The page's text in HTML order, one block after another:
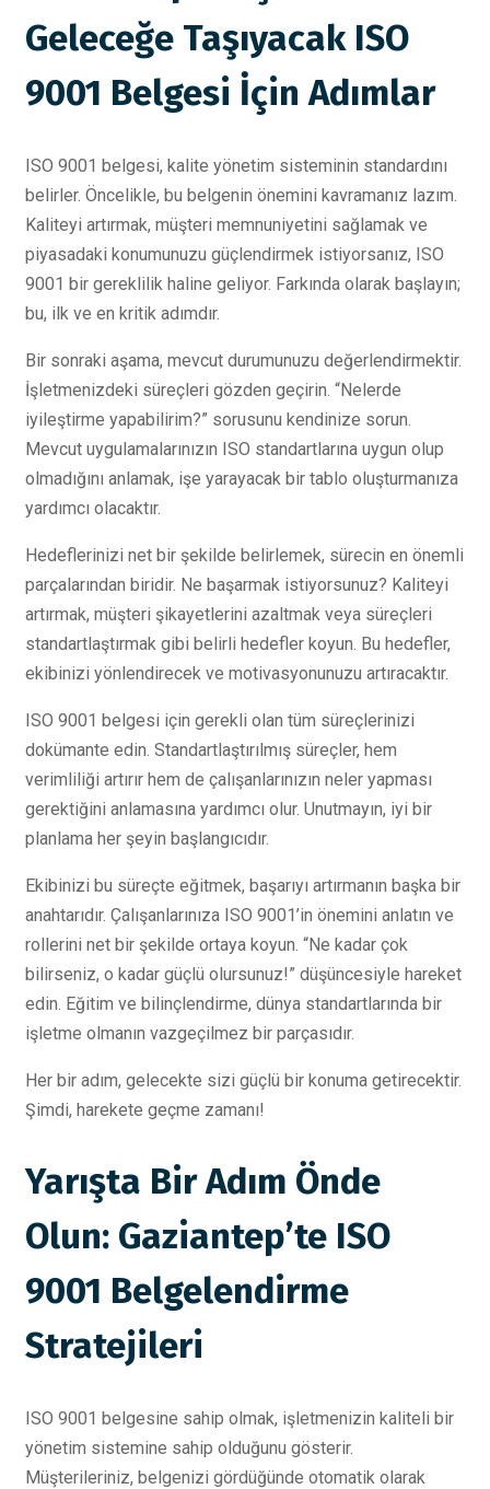
Geleceğe Taşıyacak ISO
9001 Belgesi İçin Adımlar
ISO 9001 belgesi, kalite yönetim sisteminin standardını
belirler. Öncelikle, bu belgenin önemini kavramanız lazım.
Kaliteyi artırmak, müşteri memnuniyetini sağlamak ve
piyasadaki konumunuzu güçlendirmek istiyorsanız, ISO
9001 bir gereklilik haline geliyor. Farkında olarak başlayın;
bu, ilk ve en kritik adımdır.
Bir sonraki aşama, mevcut durumunuzu değerlendirmektir.
İşletmenizdeki süreçleri gözden geçirin. “Nelerde
iyileştirme yapabilirim?” sorusunu kendinize sorun.
Mevcut uygulamalarınızın ISO standartlarına uygun olup
olmadığını anlamak, işe yarayacak bir tablo oluşturmanıza
yardımcı olacaktır.
Hedeflerinizi net bir şekilde belirlemek, sürecin en önemli
parçalarından biridir. Ne başarmak istiyorsunuz? Kaliteyi
artırmak, müşteri şikayetlerini azaltmak veya süreçleri
standartlaştırmak gibi belirli hedefler koyun. Bu hedefler,
ekibinizi yönlendirecek ve motivasyonunuzu artıracaktır.
ISO 9001 belgesi için gerekli olan tüm süreçlerinizi
dokümante edin. Standartlaştırılmış süreçler, hem
verimliliği artırır hem de çalışanlarınızın neler yapması
gerektiğini anlamasına yardımcı olur. Unutmayın, iyi bir
planlama her şeyin başlangıcıdır.
Ekibinizi bu süreçte eğitmek, başarıyı artırmanın başka bir
anahtarıdır. Çalışanlarınıza ISO 9001’in önemini anlatın ve
rollerini net bir şekilde ortaya koyun. “Ne kadar çok
bilirseniz, o kadar güçlü olursunuz!” düşüncesiyle hareket
edin. Eğitim ve bilinçlendirme, dünya standartlarında bir
işletme olmanın vazgeçilmez bir parçasıdır.
Her bir adım, gelecekte sizi güçlü bir konuma getirecektir.
Şimdi, harekete geçme zamanı!
Yarışta Bir Adım Önde
Olun: Gaziantep’te ISO
9001 Belgelendirme
Stratejileri
ISO 9001 belgesine sahip olmak, işletmenizin kaliteli bir
yönetim sistemine sahip olduğunu gösterir.
Müşterileriniz, belgenizi gördüğünde otomatik olarak